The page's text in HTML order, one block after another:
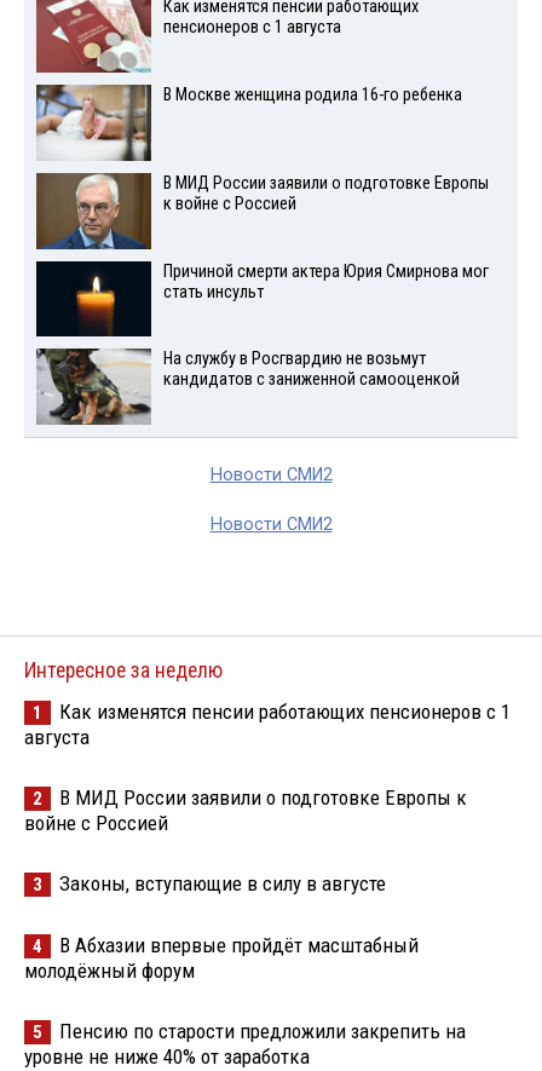
Как изменятся пенсии работающих
пенсионеров с 1 августа
В Москве женщина родила 16-го ребенка
В МИД России заявили о подготовке Европы
к войне с Россией
Причиной смерти актера Юрия Смирнова мог
стать инсульт
На службу в Росгвардию не возьмут
кандидатов с заниженной самооценкой
Новости СМИ2
Новости СМИ2
Интересное за неделю
1
Как изменятся пенсии работающих пенсионеров с 1
августа
2
В МИД России заявили о подготовке Европы к
войне с Россией
3 Законы, вступающие в силу в августе
4
В Абхазии впервые пройдёт масштабный
молодёжный форум
5
Пенсию по старости предложили закрепить на
уровне не ниже 40% от заработка